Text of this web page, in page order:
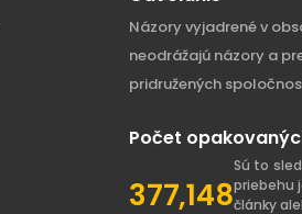
Názory vyjadrené v
neodrážajú názory a
pridružených
Počet
377,148
Sú to
priebehu
články